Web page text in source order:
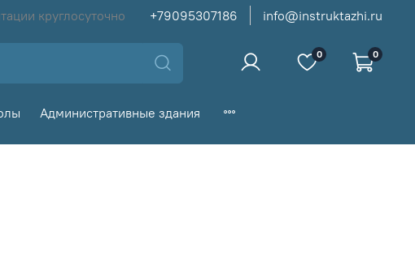
круглосуточно +79095307186 info@instruktazhi.ru
0 0
Административные здания